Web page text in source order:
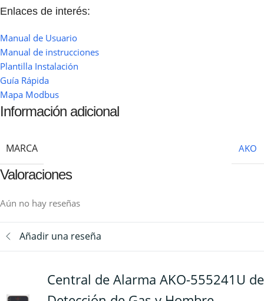
Enlaces de interés:
Manual de Usuario
Manual de instrucciones
Plantilla Instalación
Guía Rápida
Mapa Modbus
Información adicional
MARCA AKO
Valoraciones
Aún no hay reseñas
Añadir una reseña
Central de Alarma AKO-555241U de